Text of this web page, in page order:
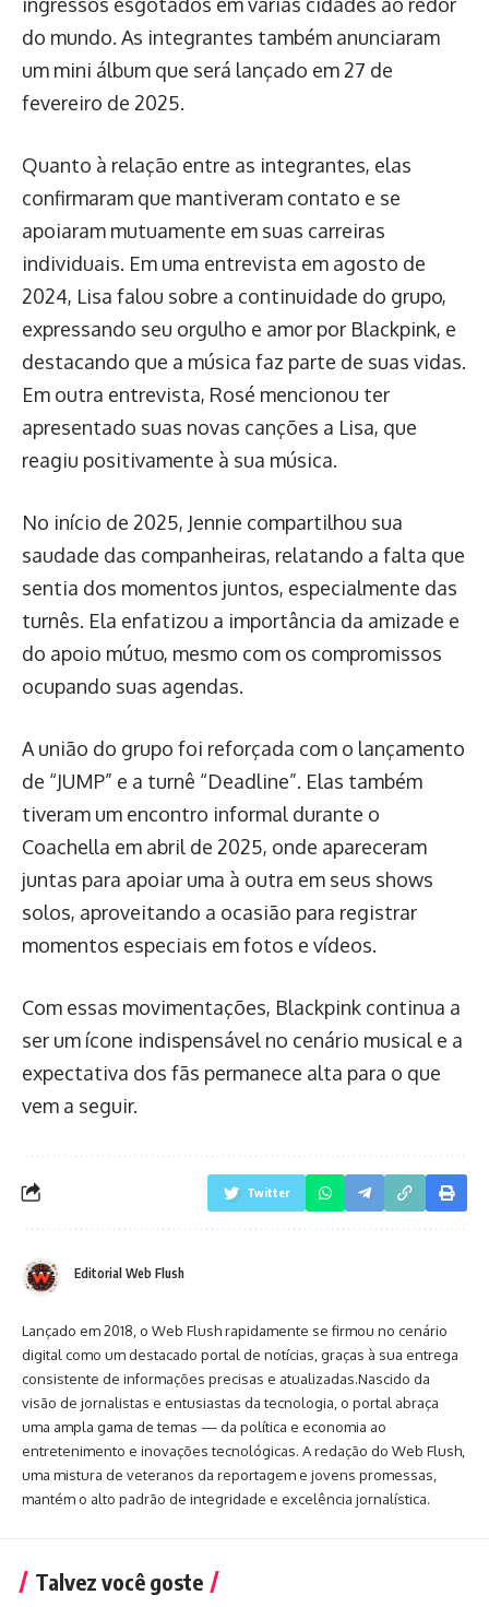
do mundo. As integrantes também anunciaram
um mini álbum que será lançado em 27 de
fevereiro de 2025.
Quanto à relação entre as integrantes, elas
confirmaram que mantiveram contato e se
apoiaram mutuamente em suas carreiras
individuais. Em uma entrevista em agosto de
2024, Lisa falou sobre a continuidade do grupo,
expressando seu orgulho e amor por Blackpink, e
destacando que a música faz parte de suas vidas.
Em outra entrevista, Rosé mencionou ter
apresentado suas novas canções a Lisa, que
reagiu positivamente à sua música.
No início de 2025, Jennie compartilhou sua
saudade das companheiras, relatando a falta que
sentia dos momentos juntos, especialmente das
turnês. Ela enfatizou a importância da amizade e
do apoio mútuo, mesmo com os compromissos
ocupando suas agendas.
A união do grupo foi reforçada com o lançamento
de “JUMP” e a turnê “Deadline”. Elas também
tiveram um encontro informal durante o
Coachella em abril de 2025, onde apareceram
juntas para apoiar uma à outra em seus shows
solos, aproveitando a ocasião para registrar
momentos especiais em fotos e vídeos.
Com essas movimentações, Blackpink continua a
ser um ícone indispensável no cenário musical e a
expectativa dos fãs permanece alta para o que
vem a seguir.
Twitter
Editorial Web Flush
Lançado em 2018, o Web Flush rapidamente se firmou no cenário
digital como um destacado portal de notícias, graças à sua entrega
consistente de informações precisas e atualizadas.Nascido da
visão de jornalistas e entusiastas da tecnologia, o portal abraça
uma ampla gama de temas — da política e economia ao
entretenimento e inovações tecnológicas. A redação do Web Flush,
uma mistura de veteranos da reportagem e jovens promessas,
mantém o alto padrão de integridade e excelência jornalística.
Talvez você goste